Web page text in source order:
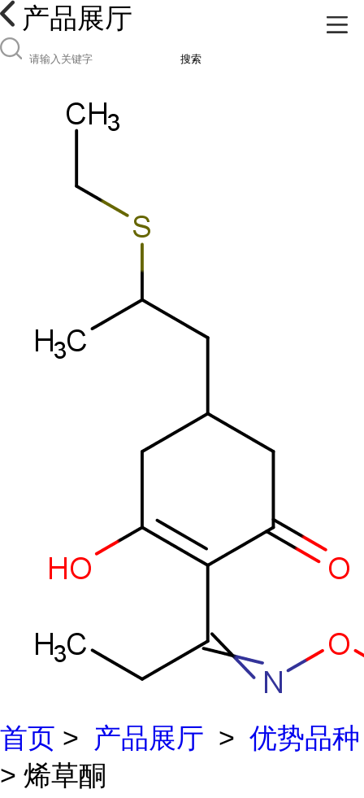
产品展厅
搜索
首页 > 产品展厅 > 优势品种
> 烯草酮